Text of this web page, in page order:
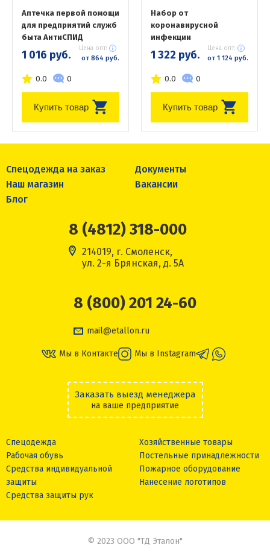
Аптечка первой помощи
для предприятий служб
быта АнтиСПИД
1 016 руб. Цена опт:
от 864 руб.
0.0 0
Купить товар
Набор от
коронавирусной
инфекции
1 322 руб. Цена опт:
от 1 124 руб.
0.0 0
Купить товар
Спецодежда на заказ
Документы
Наш магазин
Вакансии
Блог
8 (4812) 318-000
214019, г. Смоленск,
ул. 2-я Брянская, д. 5А
8 (800) 201 24-60
mail@etallon.ru
Мы в Контакте Мы в Instagram
Заказать выезд менеджера
на ваше предприятие
Спецодежда
Рабочая обувь
Средства индивидуальной
защиты
Средства защиты рук
Хозяйственные товары
Постельные принадлежности
Пожарное оборудование
Нанесение логотипов
© 2023 ООО "ТД Эталон"